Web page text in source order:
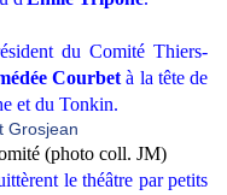
du Comité Thiers-
Courbet à la tête de
et du Tonkin.
(photo coll. JM)
le théâtre par petits